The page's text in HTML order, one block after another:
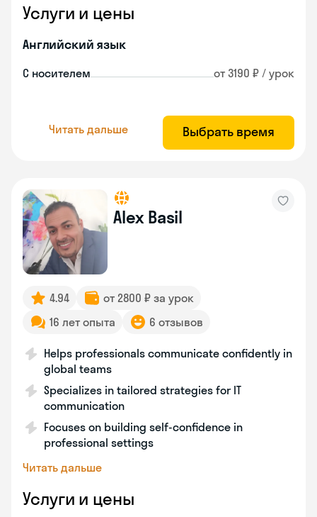
Услуги и цены
Английский язык
С носителем от 3190 ₽ / урок
Читать дальше Выбрать время
Alex Basil
4.94
от 2800 ₽ за урок
16 лет опыта
6 отзывов
Helps professionals communicate confidently in
global teams
Specializes in tailored strategies for IT
communication
Focuses on building self-confidence in
professional settings
Читать дальше
Услуги и цены